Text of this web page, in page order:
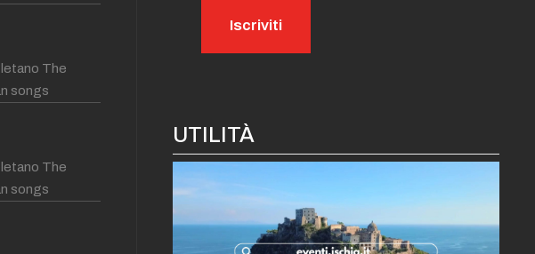
The
songs
The
songs
UTILITÀ